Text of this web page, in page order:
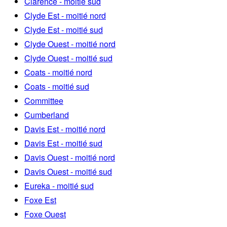
Clyde Est - moitié nord
Clyde Est - moitié sud
Clyde Ouest - moitié nord
Clyde Ouest - moitié sud
Coats - moitié nord
Coats - moitié sud
Committee
Cumberland
Davis Est - moitié nord
Davis Est - moitié sud
Davis Ouest - moitié nord
Davis Ouest - moitié sud
Eureka - moitié sud
Foxe Est
Foxe Ouest